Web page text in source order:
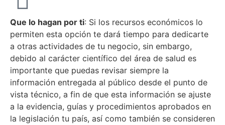
Que lo hagan por ti: Si los recursos económicos lo
permiten esta opción te dará tiempo para dedicarte
a otras actividades de tu negocio, sin embargo,
debido al carácter científico del área de salud es
importante que puedas revisar siempre la
información entregada al público desde el punto de
vista técnico, a fin de que esta información se ajuste
a la evidencia, guías y procedimientos aprobados en
la legislación tu país, así como también se consideren